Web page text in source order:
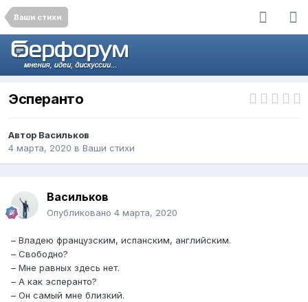
Ваши стихи
Эсперанто
Автор Васильков
4 марта, 2020 в Ваши стихи
Васильков
Опубликовано 4 марта, 2020
– Владею французским, испанским, английским.
– Свободно?
– Мне равных здесь нет.
– А как эсперанто?
– Он самый мне близкий.